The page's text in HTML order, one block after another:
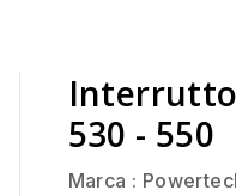
530 - 550
Marca :